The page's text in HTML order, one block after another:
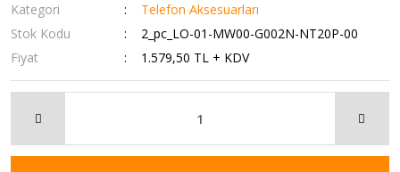
Kategori
Telefon Aksesuarları
Stok Kodu
2_pc_LO-01-MW00-G002N-NT20P-00
Fiyat
1.579,50 TL + KDV